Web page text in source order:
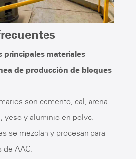
principales materiales
de producción de bloques
son cemento, cal, arena
yeso y aluminio en polvo.
se mezclan y procesan para
AAC.